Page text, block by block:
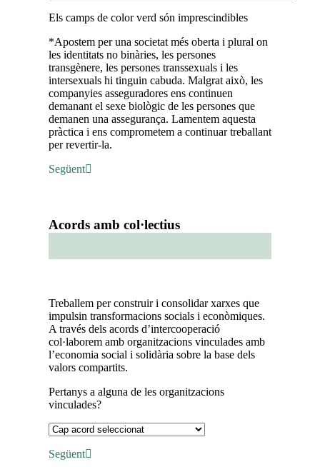
Els camps de color verd són imprescindibles
*Apostem per una societat més oberta i plural on
les identitats no binàries, les persones
transgènere, les persones transsexuals i les
intersexuals hi tinguin cabuda. Malgrat això, les
companyies asseguradores ens continuen
demanant el sexe biològic de les persones que
demanen una assegurança. Lamentem aquesta
pràctica i ens comprometem a continuar treballant
per revertir-la.
Següent
Acords amb col·lectius
Treballem per construir i consolidar xarxes que
impulsin transformacions socials i econòmiques.
A través dels acords d’intercooperació
col·laborem amb organitzacions vinculades amb
l’economia social i solidària sobre la base dels
valors compartits.
Pertanys a alguna de les organitzacions
vinculades?
Següent